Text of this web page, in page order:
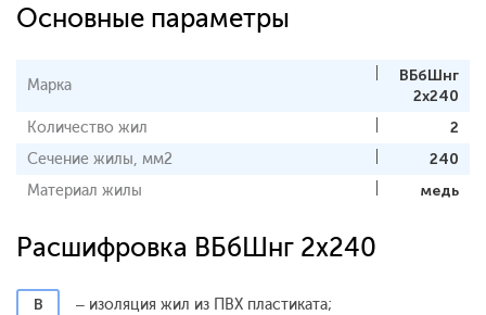
Основные параметры
Марка
ВБбШнг
2x240
Количество жил
2
Сечение жилы, мм2
240
Материал жилы
медь
Расшифровка ВБбШнг 2x240
В – изоляция жил из ПВХ пластиката;